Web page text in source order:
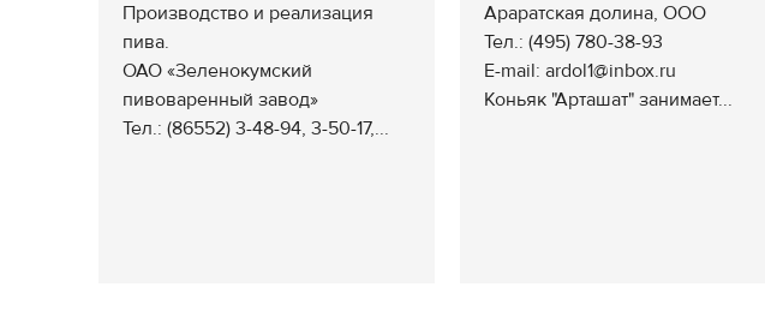
Производство и реализация
пива.
ОАО «Зеленокумский
пивоваренный завод»
Тел.: (86552) 3-48-94, 3-50-17,...
Араратская долина, ООО
Тел.: (495) 780-38-93
E-mail: ardol1@inbox.ru
Коньяк "Арташат" занимает...